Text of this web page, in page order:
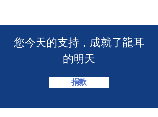
​您今天的支持，成就了龍耳
的明天
捐款